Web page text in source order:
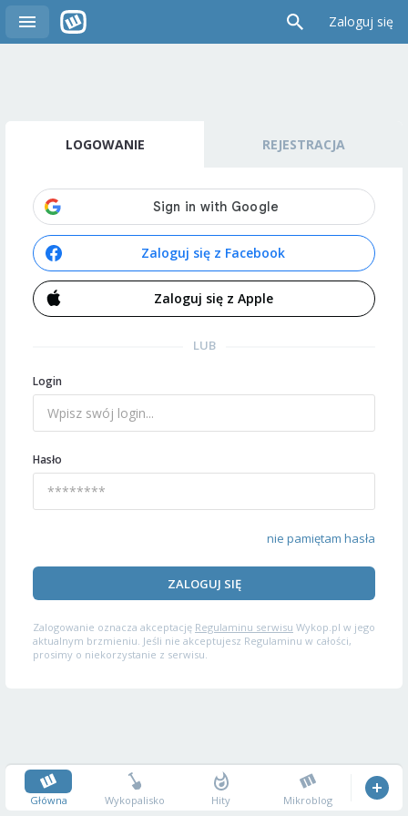
Zaloguj się
LOGOWANIE REJESTRACJA
Zaloguj się z Facebook
Zaloguj się z Apple
LUB
Login
Hasło
nie pamiętam hasła
ZALOGUJ SIĘ
Zalogowanie oznacza akceptację Regulaminu serwisu Wykop.pl w jego
aktualnym brzmieniu. Jeśli nie akceptujesz Regulaminu w całości,
prosimy o niekorzystanie z serwisu.
Główna Wykopalisko Hity Mikroblog